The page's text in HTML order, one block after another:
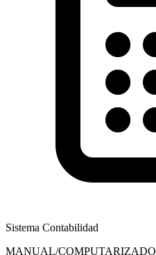
Sistema Contabilidad
MANUAL/COMPUTARIZADO